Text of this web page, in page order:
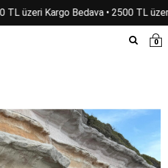
üzeri Kargo Bedava • 2500 TL
0